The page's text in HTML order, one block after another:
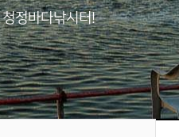
정바다낚시터!